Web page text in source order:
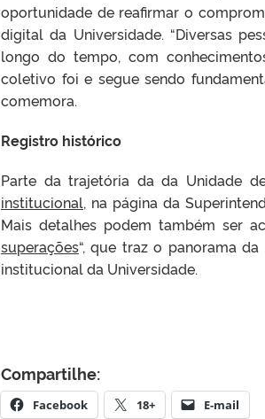
oportunidade de reafirmar o
digital da Universidade. “Diversas
longo do tempo, com
coletivo foi e segue sendo
comemora.
Registro histórico
Parte da trajetória da da Unidade
institucional, na página da
Mais detalhes podem também ser
superações“, que traz o panorama
institucional da Universidade.
Compartilhe:
Facebook 18+ E-mail